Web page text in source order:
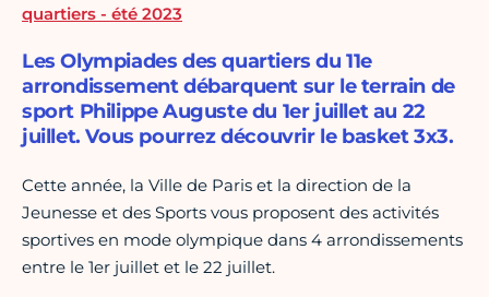
quartiers - été 2023
Les Olympiades des quartiers du 11e
arrondissement débarquent sur le terrain de
sport Philippe Auguste du 1er juillet au 22
juillet. Vous pourrez découvrir le basket 3x3.
Cette année, la Ville de Paris et la direction de la
Jeunesse et des Sports vous proposent des activités
sportives en mode olympique dans 4 arrondissements
entre le 1er juillet et le 22 juillet.